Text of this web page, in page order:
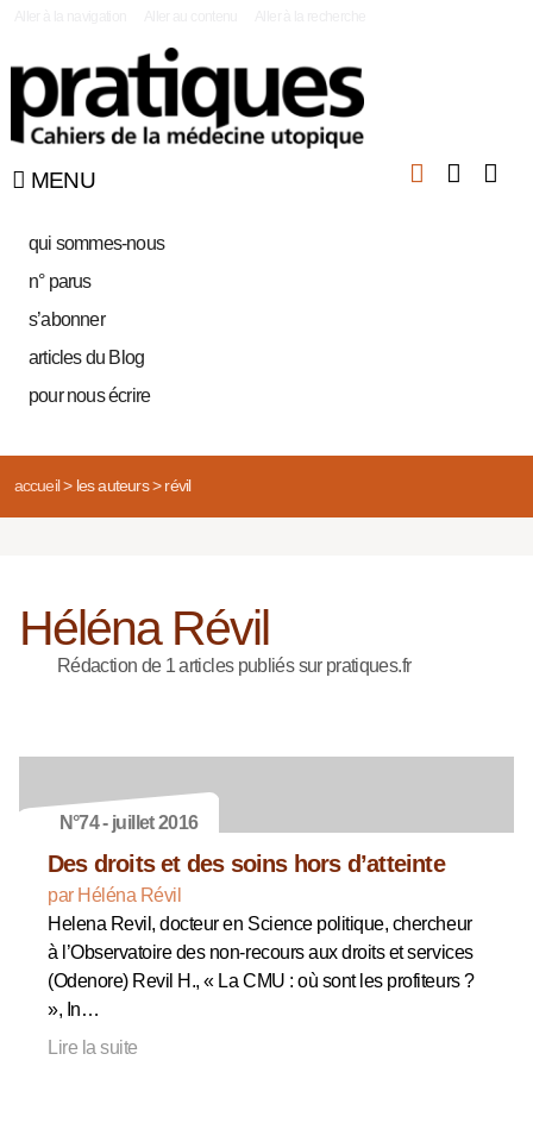
MENU
qui sommes-nous
n° parus
s’abonner
articles du Blog
pour nous écrire
accueil> les auteurs> révil
Héléna Révil
Rédaction de 1 articles publiés sur pratiques.fr
N°74 - juillet 2016
Des droits et des soins hors d’atteinte
par Héléna Révil
Helena Revil, docteur en Science politique, chercheur
à l’Observatoire des non-recours aux droits et services
(Odenore) Revil H., « La CMU : où sont les profiteurs ?
», In…
Lire la suite